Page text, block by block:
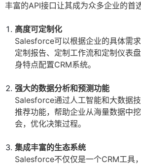
丰富的API接口让其成为众多企业的首选
高度可定制化
Salesforce可以根据企业的具体需
定制报告、定制工作流和定制仪表
身特点配置CRM系统。
强大的数据分析和预测功能
Salesforce通过人工智能和大数据
推荐功能，帮助企业从海量数据中
会，优化决策过程。
集成丰富的生态系统
Salesforce不仅仅是一个CRM工具